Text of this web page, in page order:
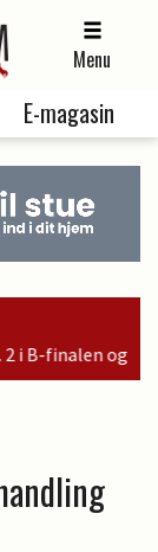
Menu
E-magasin
til